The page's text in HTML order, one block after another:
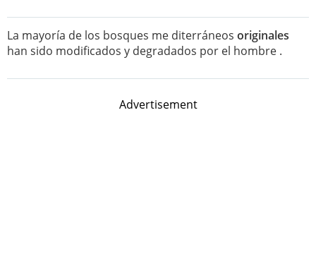
La mayoría de los bosques me diterráneos originales
han sido modificados y degradados por el hombre .
Advertisement